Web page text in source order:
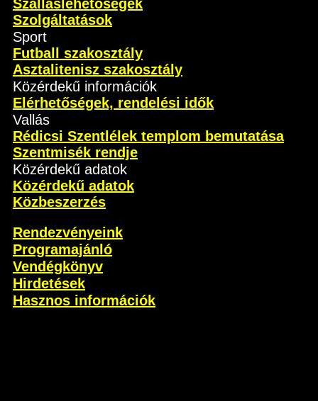
Szálláslehetőségek
Szolgáltatások
Sport
Futball szakosztály
Asztalitenisz szakosztály
Közérdekű információk
Elérhetőségek, rendelési idők
Vallás
Rédicsi Szentlélek templom bemutatása
Szentmisék rendje
Közérdekű adatok
Közérdekű adatok
Közbeszerzés
Rendezvényeink
Programajánló
Vendégkönyv
Hirdetések
Hasznos információk